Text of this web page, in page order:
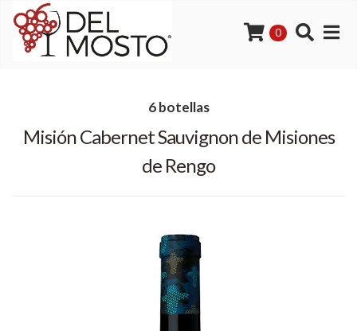
0
6 botellas
Misión Cabernet Sauvignon de Misiones
de Rengo